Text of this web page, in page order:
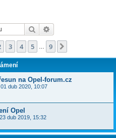
Hledat
z
3 4 5 9
na Opel-forum.cz
01 dub 2020, 10:07
Opel
23 dub 2019, 15:32